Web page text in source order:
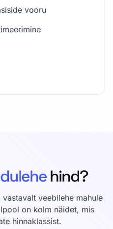
vooru
hind?
veebilehe mahule
on kolm näidet, mis
hinnaklassist.